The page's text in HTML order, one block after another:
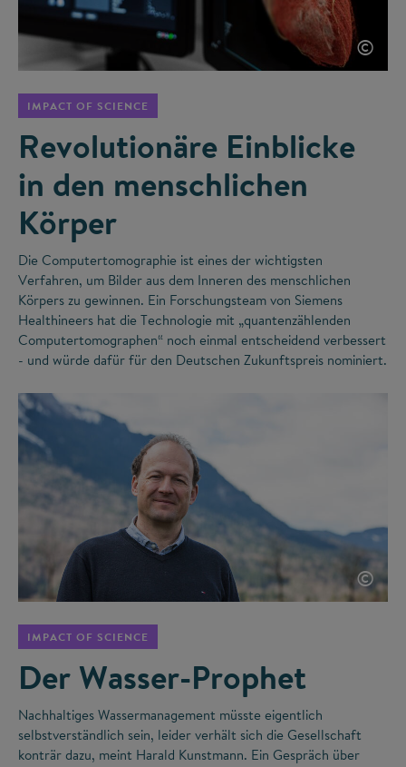
©
IMPACT OF SCIENCE
Revolutionäre Einblicke
in den menschlichen
Körper
Die Computertomographie ist eines der wichtigsten
Verfahren, um Bilder aus dem Inneren des menschlichen
Körpers zu gewinnen. Ein Forschungsteam von Siemens
Healthineers hat die Technologie mit „quantenzählenden
Computertomographen“ noch einmal entscheidend verbessert
- und würde dafür für den Deutschen Zukunftspreis nominiert.
©
IMPACT OF SCIENCE
Der Wasser-Prophet
Nachhaltiges Wassermanagement müsste eigentlich
selbstverständlich sein, leider verhält sich die Gesellschaft
konträr dazu, meint Harald Kunstmann. Ein Gespräch über